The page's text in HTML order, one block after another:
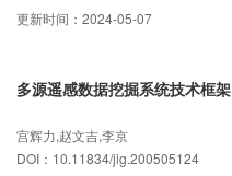
更新时间： 2024-05-07
多源遥感数据挖掘系统技术框架
宫辉力,赵文吉,李京
DOI：10.11834/jig.200505124